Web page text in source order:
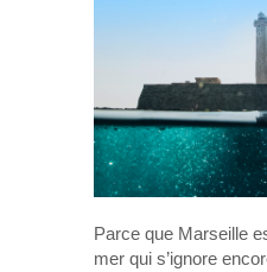
Parce que Marseille
mer qui s’ignore